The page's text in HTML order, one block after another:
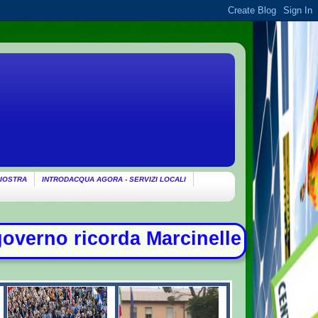
INTRODACQUA AGORA - SERVIZI LOCALI
"Non c'è spazio